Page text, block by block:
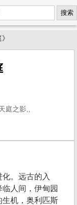
搜索
庭之影,,
。远古的入
人间，伊甸园
机，奥利匹斯